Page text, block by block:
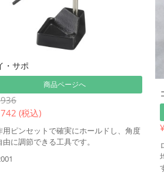
・サポ
商品ページへ
(税込)
用ピンセットで確実にホールドし、角度
由に調節できる工具です。